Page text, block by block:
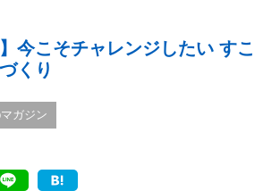
】今こそチャレンジしたい すこ
くり
ガジン